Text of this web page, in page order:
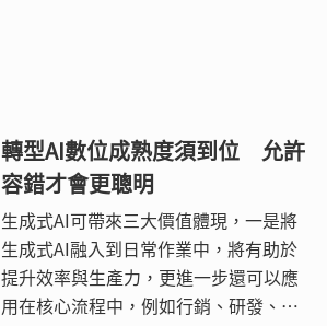
轉型AI數位成熟度須到位 允許
容錯才會更聰明
生成式AI可帶來三大價值體現，一是將
生成式AI融入到日常作業中，將有助於
提升效率與生產力，更進一步還可以應
用在核心流程中，例如行銷、研發、客